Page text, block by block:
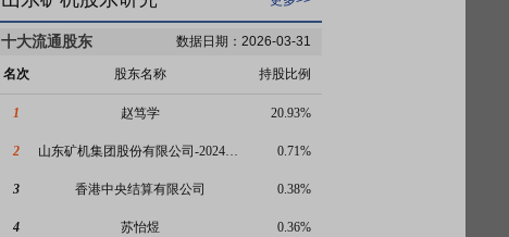
十大流通股东 数据日期：2026-03-31
名次 股东名称 持股比例
1 赵笃学 20.93%
2 山东矿机集团股份有限公司-2024年员工持股计划 0.71%
3 香港中央结算有限公司 0.38%
4 苏怡煜 0.36%